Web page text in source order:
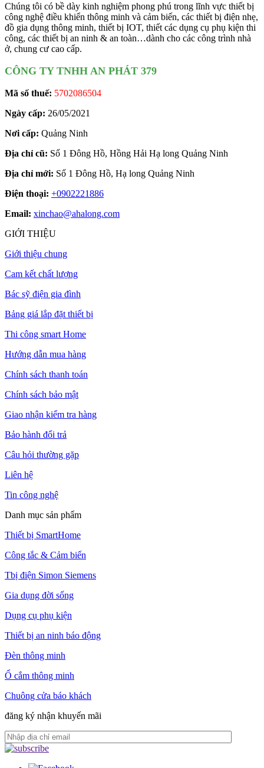
Chúng tôi có bề dày kinh nghiệm phong phú trong lĩnh vực thiết bị
công nghệ điều khiển thông minh và cảm biến, các thiết bị điện nhẹ,
đồ gia dụng thông minh, thiết bị IOT, thiết các dụng cụ phụ kiện thi
công, các thiết bị an ninh & an toàn…dành cho các công trình nhà
ở, chung cư cao cấp.
CÔNG TY TNHH AN PHÁT 379
Mã số thuế: 5702086504
Ngày cấp: 26/05/2021
Nơi cấp: Quảng Ninh
Địa chỉ cũ: Số 1 Đông Hồ, Hồng Hải Hạ long Quảng Ninh
Địa chỉ mới: Số 1 Đông Hồ, Hạ long Quảng Ninh
Điện thoại: +0902221886
Email: xinchao@ahalong.com
GIỚI THIỆU
Giới thiệu chung
Cam kết chất lượng
Bác sỹ điện gia đình
Bảng giá lắp đặt thiết bị
Thi công smart Home
Hướng dẫn mua hàng
Chính sách thanh toán
Chính sách bảo mật
Giao nhận kiểm tra hàng
Bảo hành đổi trả
Câu hỏi thường gặp
Liên hệ
Tin công nghệ
Danh mục sản phẩm
Thiết bị SmartHome
Công tắc & Cảm biến
Tbị điện Simon Siemens
Gia dụng đời sống
Dụng cụ phụ kiện
Thiết bị an ninh báo động
Đèn thông minh
Ổ cắm thông minh
Chuông cửa báo khách
đăng ký nhận khuyến mãi